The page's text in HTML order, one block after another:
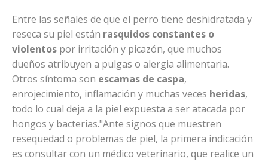
Entre las señales de que el perro tiene deshidratada y
reseca su piel están rasquidos constantes o
violentos por irritación y picazón, que muchos
dueños atribuyen a pulgas o alergia alimentaria.
Otros síntoma son escamas de caspa,
enrojecimiento, inflamación y muchas veces heridas,
todo lo cual deja a la piel expuesta a ser atacada por
hongos y bacterias."Ante signos que muestren
resequedad o problemas de piel, la primera indicación
es consultar con un médico veterinario, que realice un